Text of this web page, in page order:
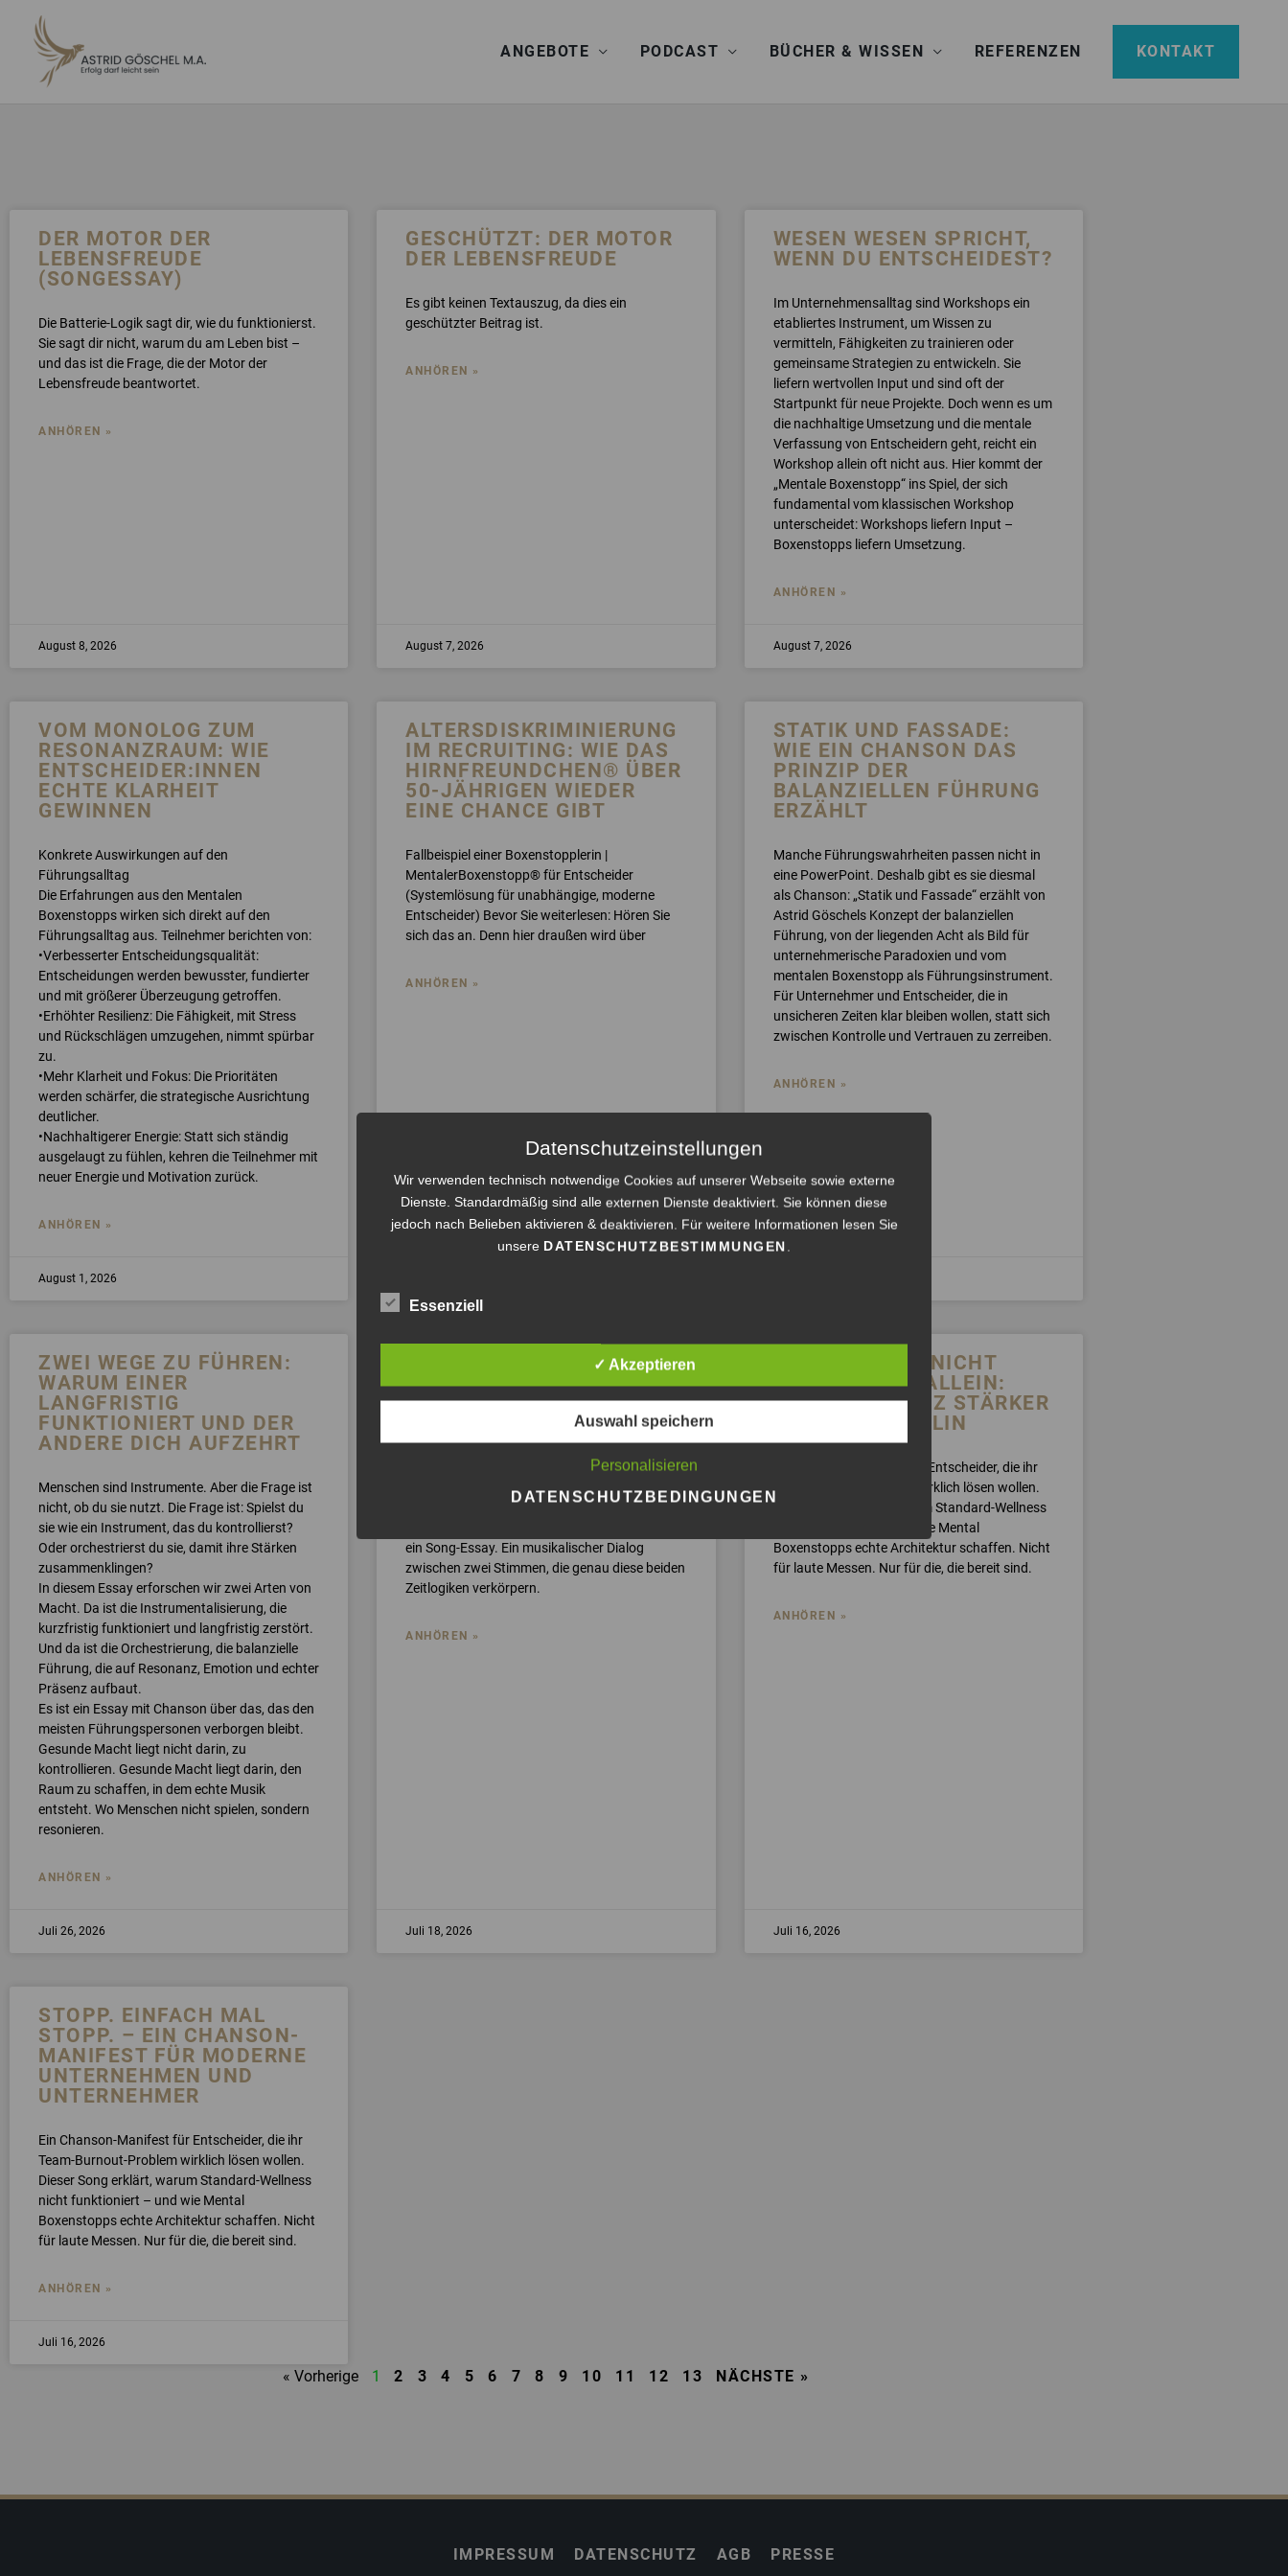
INHALT
SPRINGEN
ANGEBOTE PODCAST BÜCHER & WISSEN REFERENZEN KONTAKT
DER MOTOR DER
LEBENSFREUDE
(SONGESSAY)
Die Batterie-Logik sagt dir, wie du funktionierst.
Sie sagt dir nicht, warum du am Leben bist –
und das ist die Frage, die der Motor der
Lebensfreude beantwortet.
ANHÖREN »
August 8, 2026
GESCHÜTZT: DER MOTOR
DER LEBENSFREUDE
Es gibt keinen Textauszug, da dies ein
geschützter Beitrag ist.
ANHÖREN »
August 7, 2026
WESEN WESEN SPRICHT,
WENN DU ENTSCHEIDEST?
Im Unternehmensalltag sind Workshops ein
etabliertes Instrument, um Wissen zu
vermitteln, Fähigkeiten zu trainieren oder
gemeinsame Strategien zu entwickeln. Sie
liefern wertvollen Input und sind oft der
Startpunkt für neue Projekte. Doch wenn es um
die nachhaltige Umsetzung und die mentale
Verfassung von Entscheidern geht, reicht ein
Workshop allein oft nicht aus. Hier kommt der
„Mentale Boxenstopp“ ins Spiel, der sich
fundamental vom klassischen Workshop
unterscheidet: Workshops liefern Input –
Boxenstopps liefern Umsetzung.
ANHÖREN »
August 7, 2026
VOM MONOLOG ZUM
RESONANZRAUM: WIE
ENTSCHEIDER:INNEN
ECHTE KLARHEIT
GEWINNEN
Konkrete Auswirkungen auf den
Führungsalltag
Die Erfahrungen aus den Mentalen
Boxenstopps wirken sich direkt auf den
Führungsalltag aus. Teilnehmer berichten von:
•Verbesserter Entscheidungsqualität:
Entscheidungen werden bewusster, fundierter
und mit größerer Überzeugung getroffen.
•Erhöhter Resilienz: Die Fähigkeit, mit Stress
und Rückschlägen umzugehen, nimmt spürbar
zu.
•Mehr Klarheit und Fokus: Die Prioritäten
werden schärfer, die strategische Ausrichtung
deutlicher.
•Nachhaltigerer Energie: Statt sich ständig
ausgelaugt zu fühlen, kehren die Teilnehmer mit
neuer Energie und Motivation zurück.
ANHÖREN »
August 1, 2026
ALTERSDISKRIMINIERUNG
IM RECRUITING: WIE DAS
HIRNFREUNDCHEN® ÜBER
50-JÄHRIGEN WIEDER
EINE CHANCE GIBT
Fallbeispiel einer Boxenstopplerin |
MentalerBoxenstopp® für Entscheider
(Systemlösung für unabhängige, moderne
Entscheider) Bevor Sie weiterlesen: Hören Sie
sich das an. Denn hier draußen wird über
ANHÖREN »
STATIK UND FASSADE:
WIE EIN CHANSON DAS
PRINZIP DER
BALANZIELLEN FÜHRUNG
ERZÄHLT
Manche Führungswahrheiten passen nicht in
eine PowerPoint. Deshalb gibt es sie diesmal
als Chanson: „Statik und Fassade“ erzählt von
Astrid Göschels Konzept der balanziellen
Führung, von der liegenden Acht als Bild für
unternehmerische Paradoxien und vom
mentalen Boxenstopp als Führungsinstrument.
Für Unternehmer und Entscheider, die in
unsicheren Zeiten klar bleiben wollen, statt sich
zwischen Kontrolle und Vertrauen zu zerreiben.
ANHÖREN »
ZWEI WEGE ZU FÜHREN:
WARUM EINER
LANGFRISTIG
FUNKTIONIERT UND DER
ANDERE DICH AUFZEHRT
Menschen sind Instrumente. Aber die Frage ist
nicht, ob du sie nutzt. Die Frage ist: Spielst du
sie wie ein Instrument, das du kontrollierst?
Oder orchestrierst du sie, damit ihre Stärken
zusammenklingen?
In diesem Essay erforschen wir zwei Arten von
Macht. Da ist die Instrumentalisierung, die
kurzfristig funktioniert und langfristig zerstört.
Und da ist die Orchestrierung, die balanzielle
Führung, die auf Resonanz, Emotion und echter
Präsenz aufbaut.
Es ist ein Essay mit Chanson über das, das den
meisten Führungspersonen verborgen bleibt.
Gesunde Macht liegt nicht darin, zu
kontrollieren. Gesunde Macht liegt darin, den
Raum zu schaffen, in dem echte Musik
entsteht. Wo Menschen nicht spielen, sondern
resonieren.
ANHÖREN »
Juli 26, 2026
ZYKLISCH LEBEN: WARUM
UNTERNEHMER IHRE
LEBENSUHREN KENNEN
SOLLTEN
Passend zum geplanten Buch ist gerade ein
Chanson entstanden: „Innehalten lohnt sich“.
ein Song-Essay. Ein musikalischer Dialog
zwischen zwei Stimmen, die genau diese beiden
Zeitlogiken verkörpern.
ANHÖREN »
Juli 18, 2026
DU BRAUCHST NICHT
ANZUFANGEN ALLEIN:
WEIL RESONANZ STÄRKER
IST ALS DISZIPLIN
Ein Chanson-Manifest für Entscheider, die ihr
Team-Burnout-Problem wirklich lösen wollen.
Dieser Song erklärt, warum Standard-Wellness
nicht funktioniert – und wie Mental
Boxenstopps echte Architektur schaffen. Nicht
für laute Messen. Nur für die, die bereit sind.
ANHÖREN »
Juli 16, 2026
STOPP. EINFACH MAL
STOPP. – EIN CHANSON-
MANIFEST FÜR MODERNE
UNTERNEHMEN UND
UNTERNEHMER
Ein Chanson-Manifest für Entscheider, die ihr
Team-Burnout-Problem wirklich lösen wollen.
Dieser Song erklärt, warum Standard-Wellness
nicht funktioniert – und wie Mental
Boxenstopps echte Architektur schaffen. Nicht
für laute Messen. Nur für die, die bereit sind.
ANHÖREN »
Juli 16, 2026
« Vorherige 1 2 3 4 5 6 7 8 9 10 11 12 13 NÄCHSTE »
IMPRESSUM DATENSCHUTZ AGB PRESSE
Datenschutzeinstellungen
Wir verwenden technisch notwendige Cookies auf unserer Webseite sowie externe
Dienste. Standardmäßig sind alle externen Dienste deaktiviert. Sie können diese
jedoch nach Belieben aktivieren & deaktivieren. Für weitere Informationen lesen Sie
unsere DATENSCHUTZBESTIMMUNGEN
Essenziell
✓ Akzeptieren
Auswahl speichern
Personalisieren
DATENSCHUTZBEDINGUNGEN